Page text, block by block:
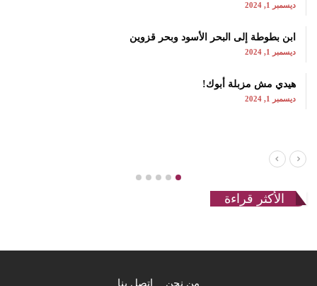
ديسمبر 1, 2024
ابن بطوطة إلى البحر الأسود وبحر قزوين
ديسمبر 1, 2024
هيدي مش مزبلة أبوك!
ديسمبر 1, 2024
الأكثر قراءة
من نحن اتصل بنا